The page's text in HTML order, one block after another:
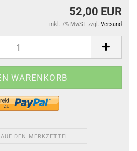
52,00 EUR
inkl. 7% MwSt. zzgl. Versand
AUF DEN MERKZETTEL